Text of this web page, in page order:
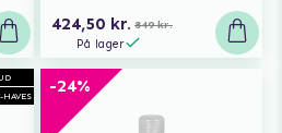
424,50 kr. 849 kr.
På lager
HAVES
-24%